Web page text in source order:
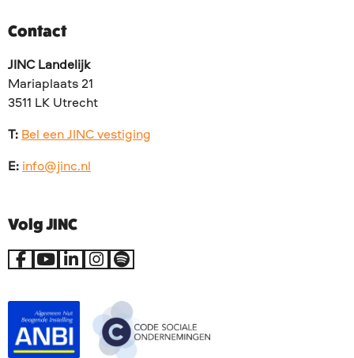
Contact
JINC Landelijk
Mariaplaats 21
3511 LK Utrecht
T: Bel een JINC vestiging
E: info@jinc.nl
Volg JINC
Ga
Facebook
Ga
YouTube
Ga
LinkedIn
Ga
Instagram
Go
Spotify